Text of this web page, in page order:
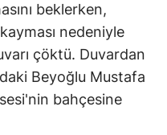
beklerken,
nedeniyle
çöktü. Duvardan
Beyoğlu Mustafa
bahçesine